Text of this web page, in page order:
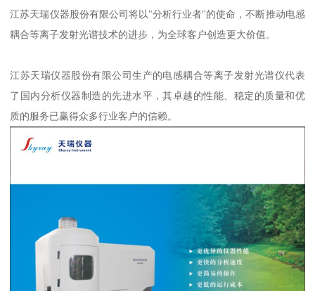
江苏天瑞仪器股份有限公司将以"分析行业者"的使命，不断推动电感
耦合等离子发射光谱技术的进步，为全球客户创造更大价值。
江苏天瑞仪器股份有限公司生产的电感耦合等离子发射光谱仪代表
了国内分析仪器制造的先进水平，其卓越的性能、稳定的质量和优
质的服务已赢得众多行业客户的信赖。